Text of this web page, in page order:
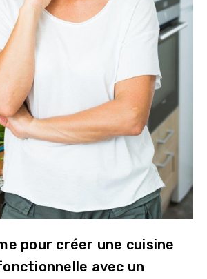
pour créer une cuisine
avec un